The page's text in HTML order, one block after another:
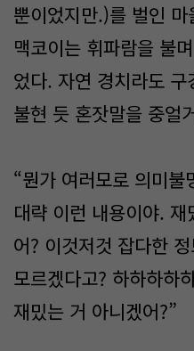
뿐이었지만.)를 벌인
맥코이는 휘파람을 불
었다. 자연 경치라도
불현 듯 혼잣말을 중얼
“뭔가 여러모로 의미
대략 이런 내용이야.
어? 이것저것 잡다한
모르겠다고? 하하하하
재밌는 거 아니겠어?”